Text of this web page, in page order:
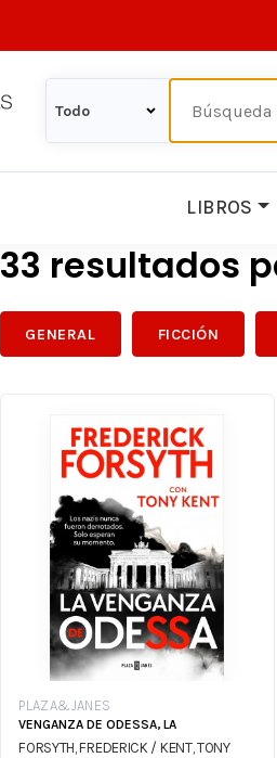
LIBROS
33 resultados
GENERAL FICCIÓN
PLAZA&JANES
VENGANZA DE ODESSA, LA
FORSYTH, FREDERICK / KENT, TONY